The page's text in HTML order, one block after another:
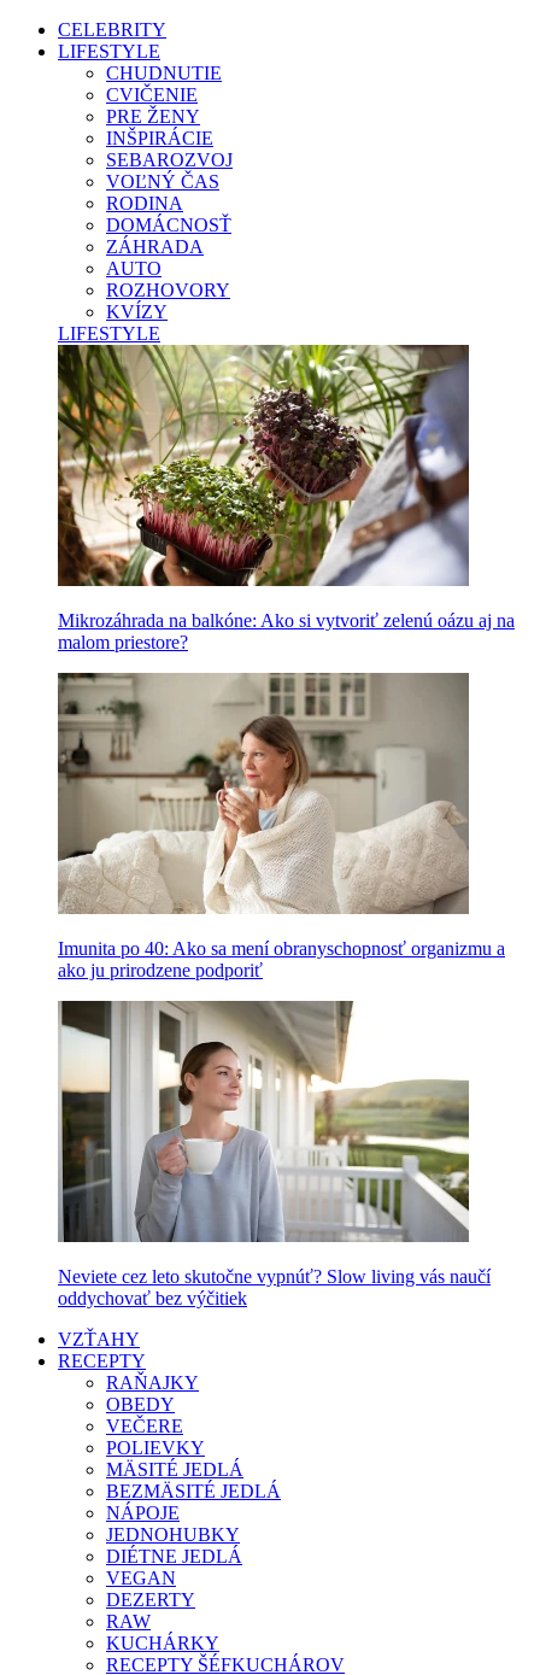
CELEBRITY
LIFESTYLE
CHUDNUTIE
CVIČENIE
PRE ŽENY
INŠPIRÁCIE
SEBAROZVOJ
VOĽNÝ ČAS
RODINA
DOMÁCNOSŤ
ZÁHRADA
AUTO
ROZHOVORY
KVÍZY
LIFESTYLE
Mikrozáhrada na balkóne: Ako si vytvoriť zelenú oázu aj na
malom priestore?
Imunita po 40: Ako sa mení obranyschopnosť organizmu a
ako ju prirodzene podporiť
Neviete cez leto skutočne vypnúť? Slow living vás naučí
oddychovať bez výčitiek
VZŤAHY
RECEPTY
RAŇAJKY
OBEDY
VEČERE
POLIEVKY
MÄSITÉ JEDLÁ
BEZMÄSITÉ JEDLÁ
NÁPOJE
JEDNOHUBKY
DIÉTNE JEDLÁ
VEGAN
DEZERTY
RAW
KUCHÁRKY
RECEPTY ŠÉFKUCHÁROV